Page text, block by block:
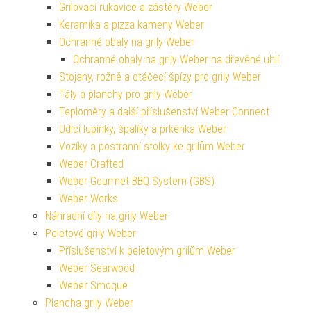
Grilovací rukavice a zástěry Weber
Keramika a pizza kameny Weber
Ochranné obaly na grily Weber
Ochranné obaly na grily Weber na dřevěné uhlí
Stojany, rožně a otáčecí špízy pro grily Weber
Tály a planchy pro grily Weber
Teploměry a další příslušenství Weber Connect
Udící lupínky, špalíky a prkénka Weber
Vozíky a postranní stolky ke grilům Weber
Weber Crafted
Weber Gourmet BBQ System (GBS)
Weber Works
Náhradní díly na grily Weber
Peletové grily Weber
Příslušenství k peletovým grilům Weber
Weber Searwood
Weber Smoque
Plancha grily Weber